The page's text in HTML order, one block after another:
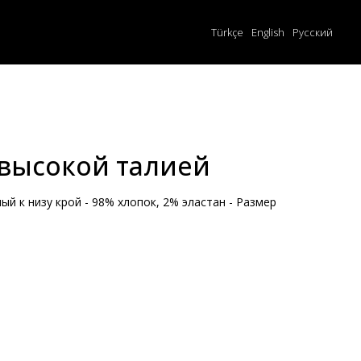
Türkçe English Русский
талией
к низу крой - 98% хлопок, 2% эластан - Размер